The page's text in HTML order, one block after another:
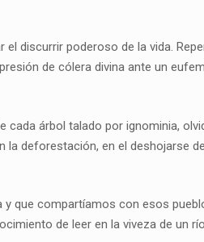
el discurrir poderoso de la vida.
de cólera divina ante un
árbol talado por ignominia,
deforestación, en el deshojarse
que compartíamos con esos
de leer en la viveza de un